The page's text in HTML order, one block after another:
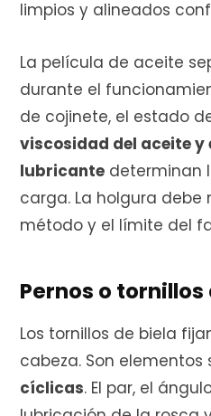
limpios y alineados
La película de aceite
durante el
de cojinete, el estado
viscosidad del aceite y
lubricante determinan
carga. La holgura debe
método y el límite del
Pernos o
Los tornillos de biela
cabeza. Son elementos
cíclicas. El par, el